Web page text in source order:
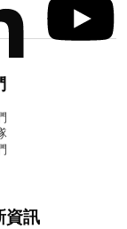
資訊